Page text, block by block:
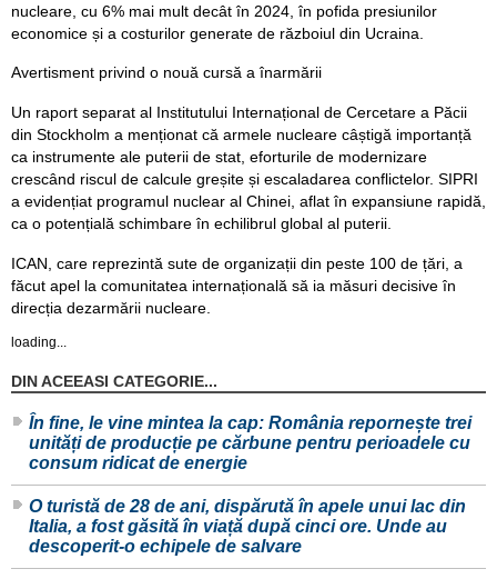
nucleare, cu 6% mai mult decât în 2024, în pofida presiunilor
economice și a costurilor generate de războiul din Ucraina.
Avertisment privind o nouă cursă a înarmării
Un raport separat al Institutului Internațional de Cercetare a Păcii
din Stockholm a menționat că armele nucleare câștigă importanță
ca instrumente ale puterii de stat, eforturile de modernizare
crescând riscul de calcule greșite și escaladarea conflictelor. SIPRI
a evidențiat programul nuclear al Chinei, aflat în expansiune rapidă,
ca o potențială schimbare în echilibrul global al puterii.
ICAN, care reprezintă sute de organizații din peste 100 de țări, a
făcut apel la comunitatea internațională să ia măsuri decisive în
direcția dezarmării nucleare.
loading...
DIN ACEEASI CATEGORIE...
În fine, le vine mintea la cap: România repornește trei
unități de producție pe cărbune pentru perioadele cu
consum ridicat de energie
O turistă de 28 de ani, dispărută în apele unui lac din
Italia, a fost găsită în viață după cinci ore. Unde au
descoperit-o echipele de salvare